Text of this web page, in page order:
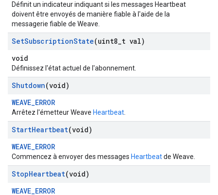
Définit un indicateur indiquant si les messages Heartbeat
doivent être envoyés de manière fiable à l'aide de la
messagerie fiable de Weave.
SetSubscriptionState(uint8 t val)
void
Définissez l'état actuel de l'abonnement.
Shutdown(void)
WEAVE_ERROR
Arrêtez l'émetteur Weave Heartbeat
StartHeartbeat(void)
WEAVE_ERROR
Commencez à envoyer des messages Heartbeatde Weave.
StopHeartbeat(void)
WEAVE_ERROR